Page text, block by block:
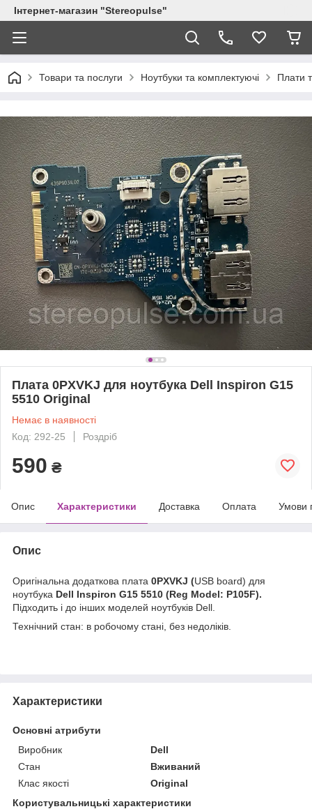
Інтернет-магазин "Stereopulse"
Товари та послуги Ноутбуки та комплектуючі Плати
Плата 0PXVKJ для ноутбука Dell Inspiron G15
5510 Original
Немає в наявності
Код: 292-25
Роздріб
590 ₴
Опис Характеристики Доставка Оплата Умови
Опис
Оригінальна додаткова плата 0PXVKJ (USB board) для
ноутбука Dell Inspiron G15 5510 (Reg Model: P105F).
Підходить і до інших моделей ноутбуків Dell.
Технічний стан: в робочому стані, без недоліків.
Характеристики
Основні атрибути
Виробник
Dell
Стан
Вживаний
Клас якості
Original
Користувальницькі характеристики